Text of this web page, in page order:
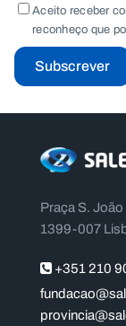
Aceito receber
reconheço que
Subscrever
Praça S.
1399-007
+351 210